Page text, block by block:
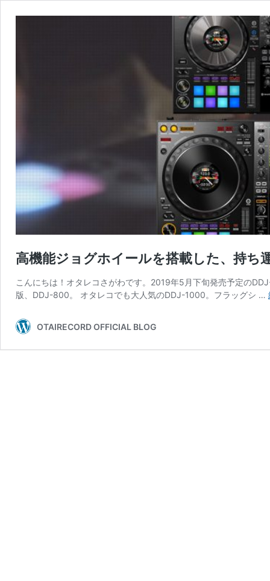
高機能ジョグホイールを搭載した、持ち
こんにちは！オタレコさがわです。2019年5月下旬発売予定の
版、DDJ-800。 オタレコでも大人気のDDJ-1000。フラッグシ …
OTAIRECORD OFFICIAL BLOG